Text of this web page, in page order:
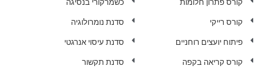
קורס פתרון חלומות
קורס רייקי
פיתוח יועצים רוחניים
קורס קריאה בקפה
כשמרקורי בנסיגה
סדנת נומרולוגיה
סדנת עיסוי אנרגטי
סדנת תקשור